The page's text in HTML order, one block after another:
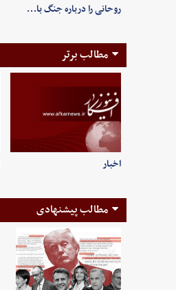
روحانی را درباره جنگ با…
مطالب برتر
اخبار
مطالب پیشنهادی